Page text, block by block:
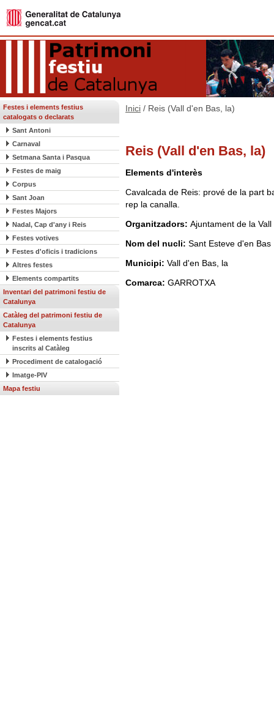
Festes i elements festius
catalogats o declarats
Sant Antoni
Carnaval
Setmana Santa i Pasqua
Festes de maig
Corpus
Sant Joan
Festes Majors
Nadal, Cap d'any i Reis
Festes votives
Festes d'oficis i tradicions
Altres festes
Elements compartits
Inventari del patrimoni festiu de
Catalunya
Catàleg del patrimoni festiu de
Catalunya
Festes i elements festius
inscrits al Catàleg
Procediment de catalogació
Imatge-PIV
Mapa festiu
Inici / Reis (Vall d'en Bas, la)
Reis (Vall d'en Bas, la)
Elements d'interès
Cavalcada de Reis: prové de la part
rep la canalla.
Organitzadors: Ajuntament de la
Nom del nucli: Sant Esteve d'en Bas
Municipi: Vall d'en Bas, la
Comarca: GARROTXA